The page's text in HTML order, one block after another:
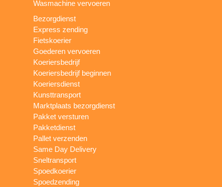
Wasmachine vervoeren
Bezorgdienst
Express zending
Fietskoerier
Goederen vervoeren
Koeriersbedrijf
Koeriersbedrijf beginnen
Koeriersdienst
Kunsttransport
Marktplaats bezorgdienst
Pakket versturen
Pakketdienst
Pallet verzenden
Same Day Delivery
Sneltransport
Spoedkoerier
Spoedzending